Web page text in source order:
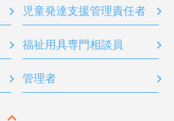
児童発達支援管理責任者
福祉用具専門相談員
管理者